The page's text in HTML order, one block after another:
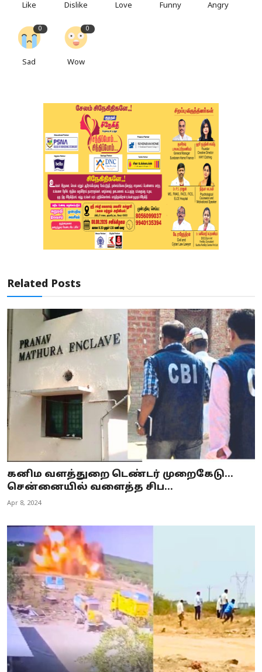
Like Dislike Love Funny Angry
0
Sad
0
Wow
Related Posts
கனிம வளத்துறை டெண்டர் முறைகேடு...
சென்னையில் வளைத்த சிப...
Apr 8, 2024